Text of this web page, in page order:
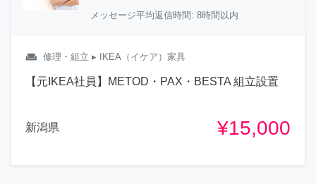
メッセージ平均返信時間: 8時間以内
weekend 修理・組立 ▸ IKEA（イケア）家具
【元IKEA社員】METOD・PAX・BESTA 組立設置
新潟県 ¥15,000